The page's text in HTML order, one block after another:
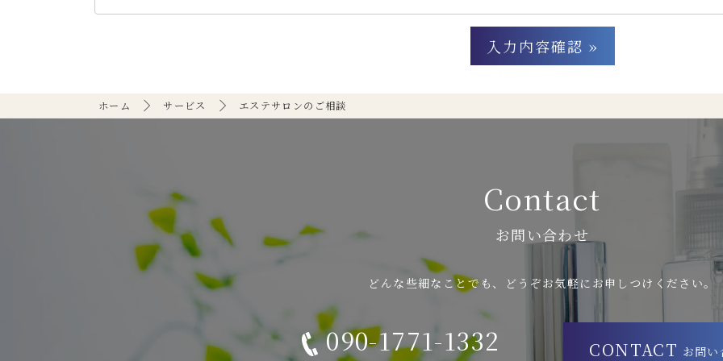
ホーム サービス エステサロンのご相談
Contact
お問い合わせ
どんな些細なことでも、どうぞお気軽にお申しつけください。
090-1771-1332 CONTACT お問